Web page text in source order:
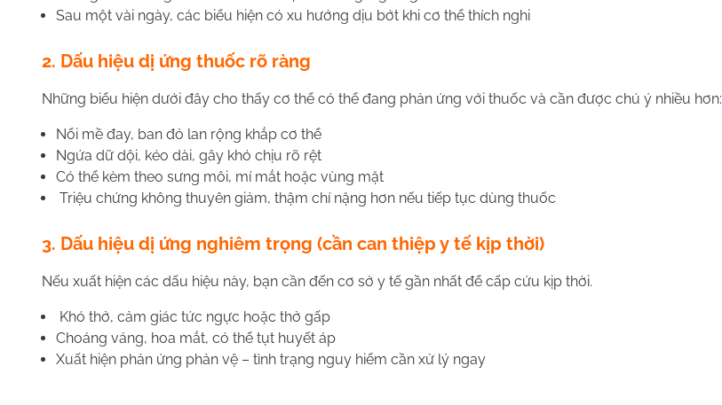
Sau một vài ngày, các biểu hiện có xu hướng dịu bớt khi cơ thể thích nghi
2. Dấu hiệu dị ứng thuốc rõ ràng
Những biểu hiện dưới đây cho thấy cơ thể có thể đang phản ứng với thuốc và cần được chú ý nhiều hơn:
Nổi mề đay, ban đỏ lan rộng khắp cơ thể
Ngứa dữ dội, kéo dài, gây khó chịu rõ rệt
Có thể kèm theo sưng môi, mí mắt hoặc vùng mặt
Triệu chứng không thuyên giảm, thậm chí nặng hơn nếu tiếp tục dùng thuốc
3. Dấu hiệu dị ứng nghiêm trọng (cần can thiệp y tế kịp thời)
Nếu xuất hiện các dấu hiệu này, bạn cần đến cơ sở y tế gần nhất để cấp cứu kịp thời.
Khó thở, cảm giác tức ngực hoặc thở gấp
Choáng váng, hoa mắt, có thể tụt huyết áp
Xuất hiện phản ứng phản vệ – tình trạng nguy hiểm cần xử lý ngay